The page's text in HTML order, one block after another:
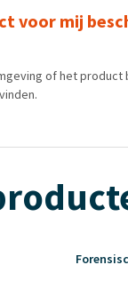
voor mij
of het